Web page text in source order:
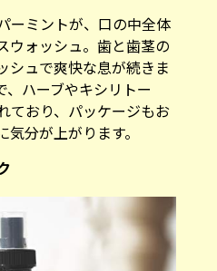
ーミントが、口の中全体
ウォッシュ。歯と歯茎の
シュで爽快な息が続きま
、ハーブやキシリトー
ており、パッケージもお
分が上がります。